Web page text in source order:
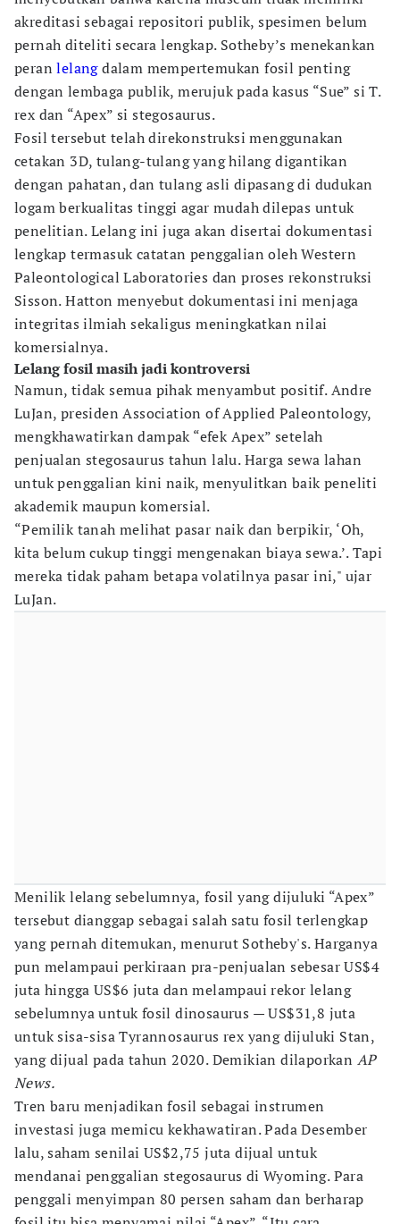
akreditasi sebagai repositori publik, spesimen belum
pernah diteliti secara lengkap. Sotheby’s menekankan
peranlelangdalam mempertemukan fosil penting
dengan lembaga publik, merujuk pada kasus “Sue” si T.
rex dan “Apex” si stegosaurus.
Fosil tersebut telah direkonstruksi menggunakan
cetakan 3D, tulang-tulang yang hilang digantikan
dengan pahatan, dan tulang asli dipasang di dudukan
logam berkualitas tinggi agar mudah dilepas untuk
penelitian. Lelang ini juga akan disertai dokumentasi
lengkap termasuk catatan penggalian oleh Western
Paleontological Laboratories dan proses rekonstruksi
Sisson. Hatton menyebut dokumentasi ini menjaga
integritas ilmiah sekaligus meningkatkan nilai
komersialnya.
Lelang fosil masih jadi kontroversi
Namun, tidak semua pihak menyambut positif. Andre
LuJan, presiden Association of Applied Paleontology,
mengkhawatirkan dampak “efek Apex” setelah
penjualan stegosaurus tahun lalu. Harga sewa lahan
untuk penggalian kini naik, menyulitkan baik peneliti
akademik maupun komersial.
“Pemilik tanah melihat pasar naik dan berpikir, ‘Oh,
kita belum cukup tinggi mengenakan biaya sewa.’. Tapi
mereka tidak paham betapa volatilnya pasar ini," ujar
LuJan.
Menilik lelang sebelumnya, fosil yang dijuluki “Apex”
tersebut dianggap sebagai salah satu fosil terlengkap
yang pernah ditemukan, menurut Sotheby's. Harganya
pun melampaui perkiraan pra-penjualan sebesar US$4
juta hingga US$6 juta dan melampaui rekor lelang
sebelumnya untuk fosil dinosaurus — US$31,8 juta
untuk sisa-sisa Tyrannosaurus rex yang dijuluki Stan,
yang dijual pada tahun 2020. Demikian dilaporkan AP
News.
Tren baru menjadikan fosil sebagai instrumen
investasi juga memicu kekhawatiran. Pada Desember
lalu, saham senilai US$2,75 juta dijual untuk
mendanai penggalian stegosaurus di Wyoming. Para
penggali menyimpan 80 persen saham dan berharap